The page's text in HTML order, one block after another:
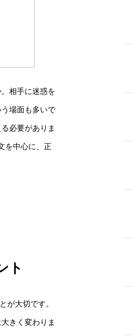
相手に迷惑を
場面も多いで
必要がありま
を中心に、正
ト
が大切です。
きく変わりま